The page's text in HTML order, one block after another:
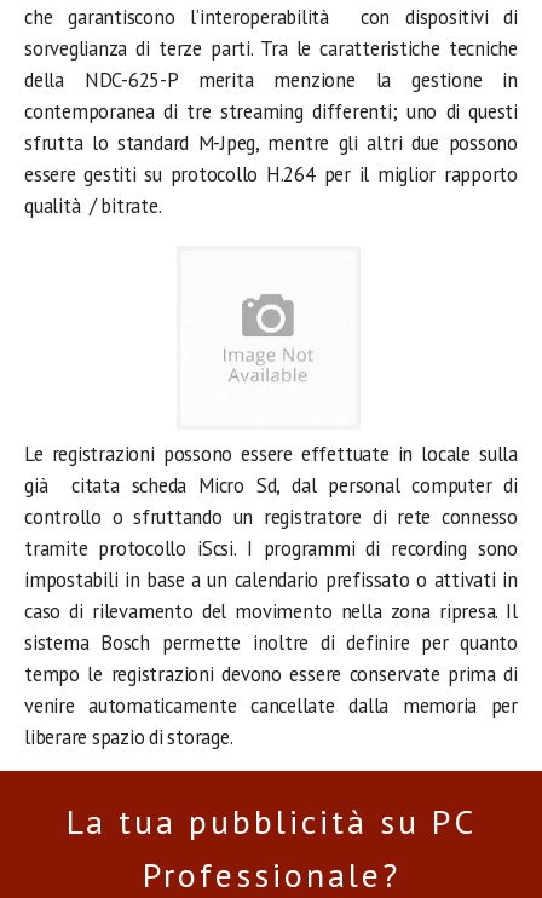
che garantiscono l’interoperabilità con dispositivi di
sorveglianza di terze parti. Tra le caratteristiche tecniche
della NDC-625-P merita menzione la gestione in
contemporanea di tre streaming differenti; uno di questi
sfrutta lo standard M-Jpeg, mentre gli altri due possono
essere gestiti su protocollo H.264 per il miglior rapporto
qualità / bitrate.
Le registrazioni possono essere effettuate in locale sulla
già citata scheda Micro Sd, dal personal computer di
controllo o sfruttando un registratore di rete connesso
tramite protocollo iScsi. I programmi di recording sono
impostabili in base a un calendario prefissato o attivati in
caso di rilevamento del movimento nella zona ripresa. Il
sistema Bosch permette inoltre di definire per quanto
tempo le registrazioni devono essere conservate prima di
venire automaticamente cancellate dalla memoria per
liberare spazio di storage.
La tua pubblicità su PC
Professionale?